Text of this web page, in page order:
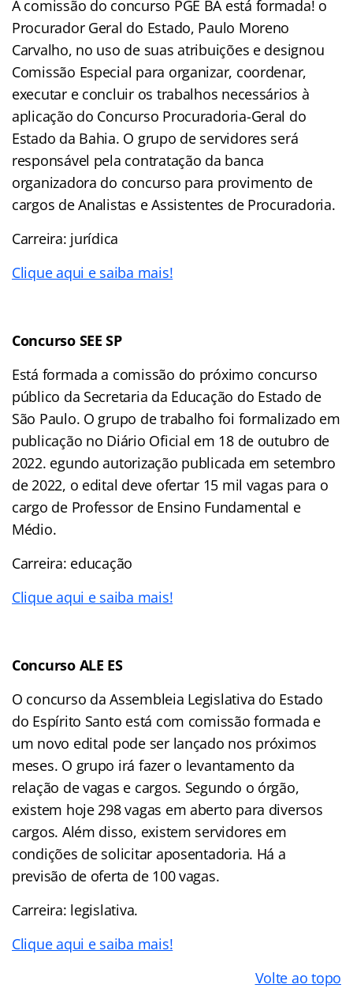
A comissão do concurso PGE BA está formada! o
Procurador Geral do Estado, Paulo Moreno
Carvalho, no uso de suas atribuições e designou
Comissão Especial para organizar, coordenar,
executar e concluir os trabalhos necessários à
aplicação do Concurso Procuradoria-Geral do
Estado da Bahia. O grupo de servidores será
responsável pela contratação da banca
organizadora do concurso para provimento de
cargos de Analistas e Assistentes de Procuradoria.
Carreira: jurídica
Clique aqui e saiba mais!
Concurso SEE SP
Está formada a comissão do próximo concurso
público da Secretaria da Educação do Estado de
São Paulo. O grupo de trabalho foi formalizado em
publicação no Diário Oficial em 18 de outubro de
2022. egundo autorização publicada em setembro
de 2022, o edital deve ofertar 15 mil vagas para o
cargo de Professor de Ensino Fundamental e
Médio.
Carreira: educação
Clique aqui e saiba mais!
Concurso ALE ES
O concurso da Assembleia Legislativa do Estado
do Espírito Santo está com comissão formada e
um novo edital pode ser lançado nos próximos
meses. O grupo irá fazer o levantamento da
relação de vagas e cargos. Segundo o órgão,
existem hoje 298 vagas em aberto para diversos
cargos. Além disso, existem servidores em
condições de solicitar aposentadoria. Há a
previsão de oferta de 100 vagas.
Carreira: legislativa.
Clique aqui e saiba mais!
Volte ao topo